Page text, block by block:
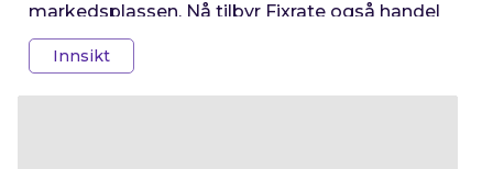
markedsplassen. Nå tilbyr Fixrate også handel
i rentefond, og mer spesifikt har vi spesialisert
oss på likviditetsfond. Hvorfor lanserer Fixrate
denne tjenesten, og hvorfor er dette positivt
Innsikt